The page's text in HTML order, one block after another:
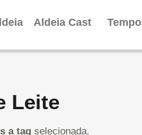
Aldeia Cast Tempo
Leite
a tagselecionada.